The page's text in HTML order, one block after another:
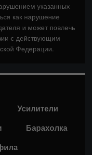
указанных
как нарушение
и может повлечь
с действующим
Федерации.
Усилители
Барахолка